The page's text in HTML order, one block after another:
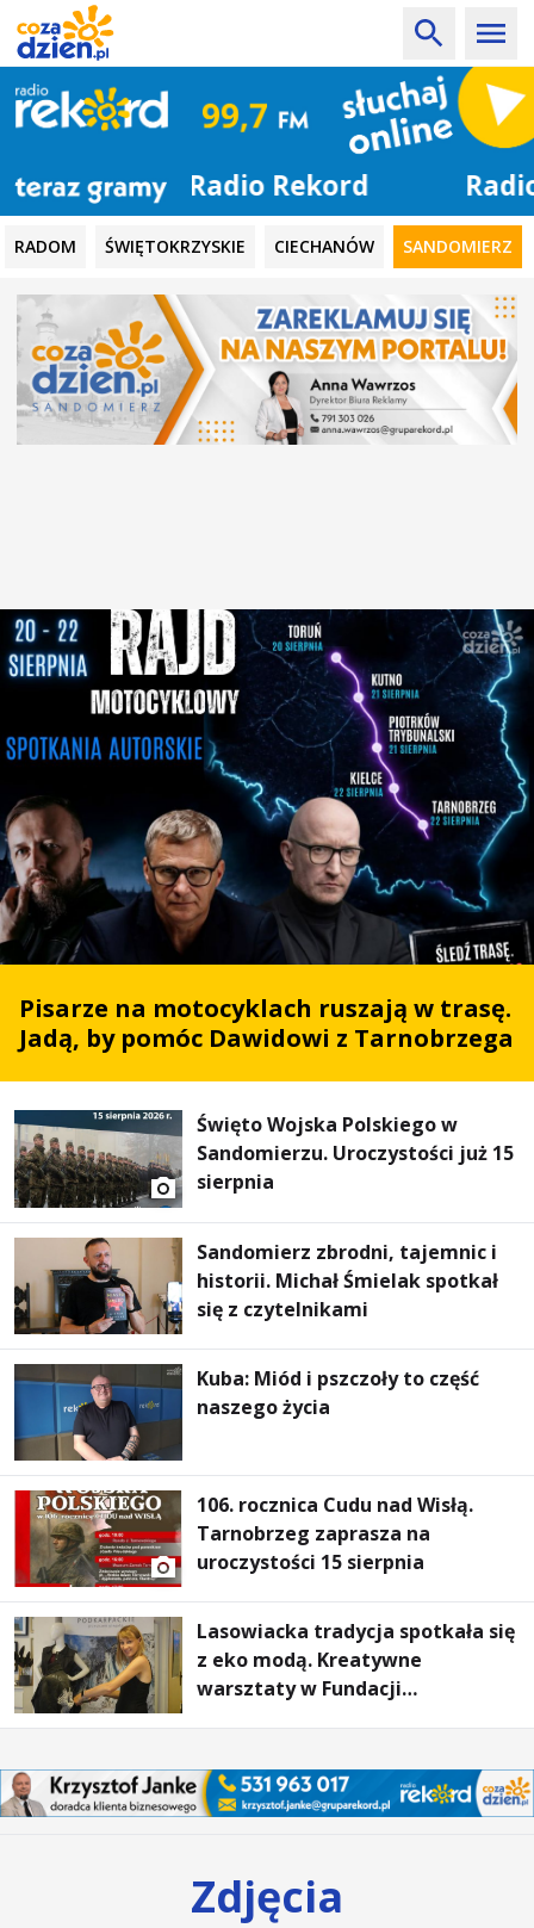
Radio Rekord
RADOM ŚWIĘTOKRZYSKIE CIECHANÓW SANDOMIERZ
Pisarze na motocyklach ruszają w trasę.
Jadą, by pomóc Dawidowi z Tarnobrzega
Święto Wojska Polskiego w
Sandomierzu. Uroczystości już 15
sierpnia
Sandomierz zbrodni, tajemnic i
historii. Michał Śmielak spotkał
się z czytelnikami
Kuba: Miód i pszczoły to część
naszego życia
106. rocznica Cudu nad Wisłą.
Tarnobrzeg zaprasza na
uroczystości 15 sierpnia
Lasowiacka tradycja spotkała się
z eko modą. Kreatywne
warsztaty w Fundacji
Zdjęcia